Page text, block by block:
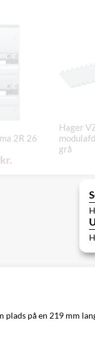
2R 26
Hager
grå
på en 219 mm